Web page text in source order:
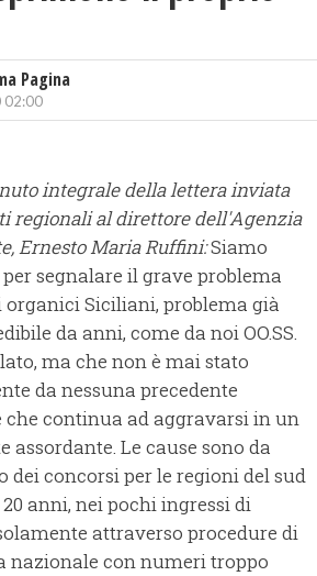
Pagina
02:00
integrale della lettera inviata
regionali al direttore dell'Agenzia
Ernesto Maria Ruffini:Siamo
segnalare il grave problema
organici Siciliani, problema già
da anni, come da noi OO.SS.
ma che non è mai stato
da nessuna precedente
che continua ad aggravarsi in un
assordante. Le cause sono da
dei concorsi per le regioni del sud
anni, nei pochi ingressi di
attraverso procedure di
con numeri troppo